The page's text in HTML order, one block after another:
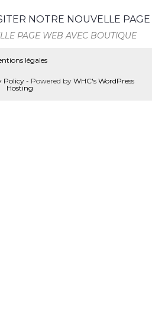
PAGE WEB AVEC BOUTIQUE
légales
Policy - Powered by WHC's WordPress
Hosting